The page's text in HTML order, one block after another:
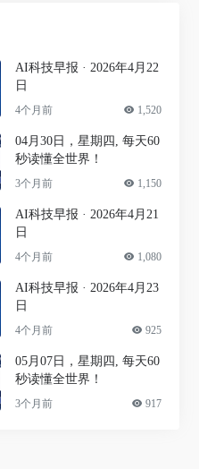
AI科技早报 · 2026年4月22
日
4个月前 1,520
04月30日，星期四, 每天60
秒读懂全世界！
3个月前 1,150
AI科技早报 · 2026年4月21
日
4个月前 1,080
AI科技早报 · 2026年4月23
日
4个月前 925
05月07日，星期四, 每天60
秒读懂全世界！
3个月前 917